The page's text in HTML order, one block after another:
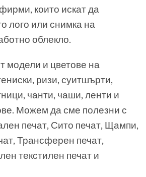
които искат да
лого или снимка на
облекло.
модели и цветове на
ризи, суитшърти,
чанти, чаши, ленти и
Можем да сме полезни с
печат, Сито печат, Щампи,
Трансферен печат,
текстилен печат и